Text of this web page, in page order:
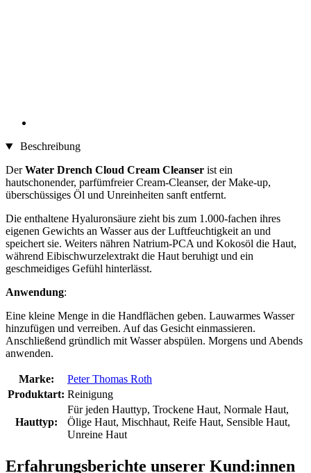
Beschreibung
DerWater Drench Cloud Cream Cleanser ist ein
hautschonender, parfümfreier Cream-Cleanser, der Make-up,
überschüssiges Öl und Unreinheiten sanft entfernt.
Die enthaltene Hyaluronsäure zieht bis zum 1.000-fachen ihres
eigenen Gewichts an Wasser aus der Luftfeuchtigkeit an und
speichert sie. Weiters nähren Natrium-PCA und Kokosöl die Haut,
während Eibischwurzelextrakt die Haut beruhigt und ein
geschmeidiges Gefühl hinterlässt.
Anwendung:
Eine kleine Menge in die Handflächen geben. Lauwarmes Wasser
hinzufügen und verreiben. Auf das Gesicht einmassieren.
Anschließend gründlich mit Wasser abspülen. Morgens und Abends
anwenden.
Marke:
Peter Thomas Roth
Produktart: Reinigung
Hauttyp:
Für jeden Hauttyp, Trockene Haut, Normale Haut,
Ölige Haut, Mischhaut, Reife Haut, Sensible Haut,
Unreine Haut
Erfahrungsberichte unserer Kund:innen